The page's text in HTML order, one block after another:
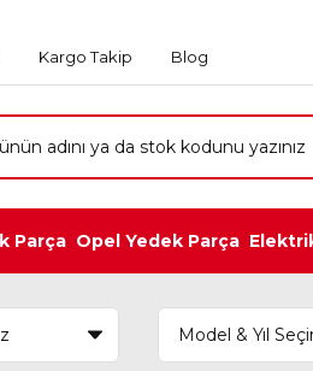
Kargo Takip Blog
Parça Opel Yedek Parça